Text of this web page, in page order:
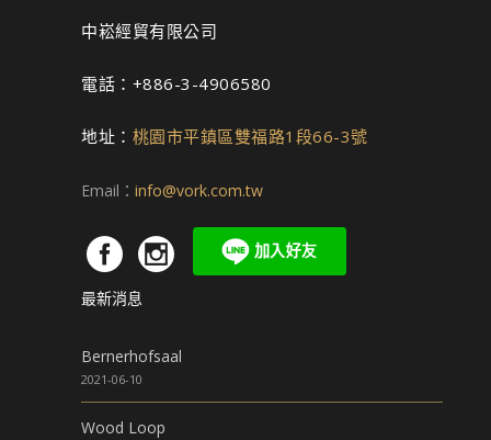
中崧經貿有限公司
電話：+886-3-4906580
地址： 桃園市平鎮區雙福路1段66-3號
Email： info@vork.com.tw
最新消息
Bernerhofsaal
2021-06-10
Wood Loop